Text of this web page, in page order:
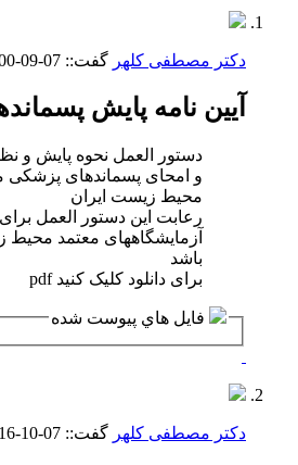
دکتر مصطفی کلهر گفت:: 07-09-2018
آیین نامه پایش
دستور العمل نحوه پایش و
و امحای پسماندهای
محیط زیست ایران
رعابت این دستور العمل برای
آزمایشگاههای معتمد
باشد
برای دانلود کلیک کنید pdf
فايل هاي پيوست شده
دکتر مصطفی کلهر گفت:: 07-10-2018